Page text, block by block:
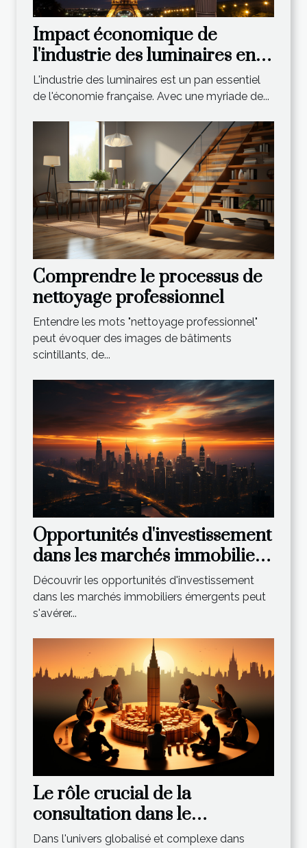
Impact économique de
l'industrie des luminaires en
France
L'industrie des luminaires est un pan essentiel
de l'économie française. Avec une myriade de...
Comprendre le processus de
nettoyage professionnel
Entendre les mots "nettoyage professionnel"
peut évoquer des images de bâtiments
scintillants, de...
Opportunités d'investissement
dans les marchés immobiliers
émergents
Découvrir les opportunités d'investissement
dans les marchés immobiliers émergents peut
s'avérer...
Le rôle crucial de la
consultation dans le
développement économique
Dans l'univers globalisé et complexe dans